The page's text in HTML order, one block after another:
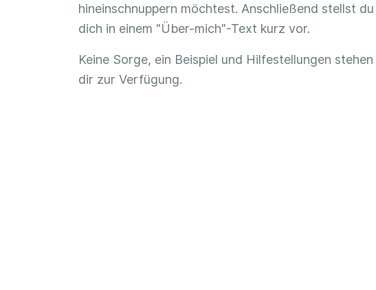
hineinschnuppern möchtest. Anschließend stellst du
dich in einem "Über-mich"-Text kurz vor.
Keine Sorge, ein Beispiel und Hilfestellungen stehen
dir zur Verfügung.